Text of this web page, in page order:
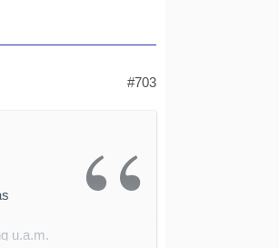
#703
u.a.m.